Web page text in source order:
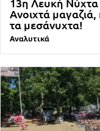
Ανοιχτά
τα μεσάνυχτα!
Αναλυτικά